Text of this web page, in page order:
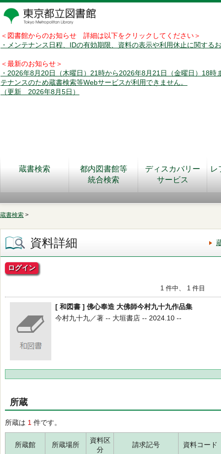
＜図書館からのお知らせ 詳細は以下をクリックしてください＞
・メンテナンス日程、IDの有効期限、資料の表示や利用休止に関する
＜最新のお知らせ＞
・2026年8月20日（木曜日）21時から2026年8月21日（金曜日）18時
テナンスのため蔵書検索等Webサービスが利用できません。
（更新 2026年8月5日）
蔵書検索
都内図書館等
統合検索
ディスカバリー
サービス
レ
蔵書検索 >
資料詳細
ログイン
1 件中、 1 件目
[ 和図書 ] 佛心奉造 大佛師今村九十九作品集
今村九十九／著 -- 大垣書店 -- 2024.10 --
所蔵
所蔵は 1 件です。
所蔵館 所蔵場所
資料区
分
請求記号 資料コード